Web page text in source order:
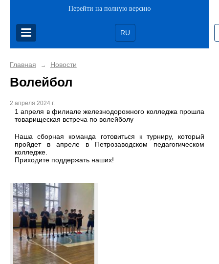
Перейти на полную версию
RU
Главная → Новости
Волейбол
2 апреля 2024 г.
1 апреля в филиале железнодорожного колледжа прошла
товарищеская встреча по волейболу
Наша сборная команда готовиться к турниру, который
пройдет в апреле в Петрозаводском педагогическом
колледже.
Приходите поддержать наших!